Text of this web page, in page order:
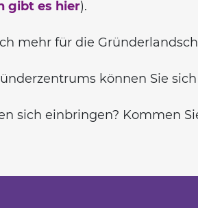
gibt es hier).
mehr für die
können Sie
sich einbringen? Kommen